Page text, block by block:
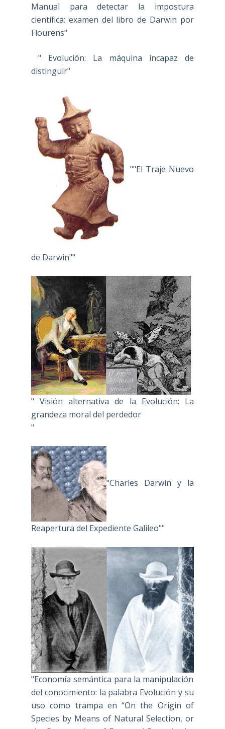
Manual para detectar la impostura
científica: examen del libro de Darwin por
Flourens"
" Evolución: La máquina incapaz de
distinguir"
""El Traje Nuevo
de Darwin""
" Visión alternativa de la Evolución: La
grandeza moral del perdedor
"
"Charles Darwin y la
Reapertura del Expediente Galileo""
"Economía semántica para la manipulación
del conocimiento: la palabra Evolución y su
uso como trampa en “On the Origin of
Species by Means of Natural Selection, or